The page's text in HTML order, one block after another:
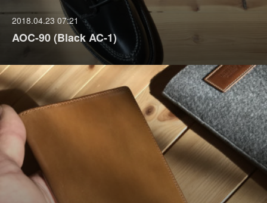
2018.04.23 07:21
AOC-90 (Black AC-1)